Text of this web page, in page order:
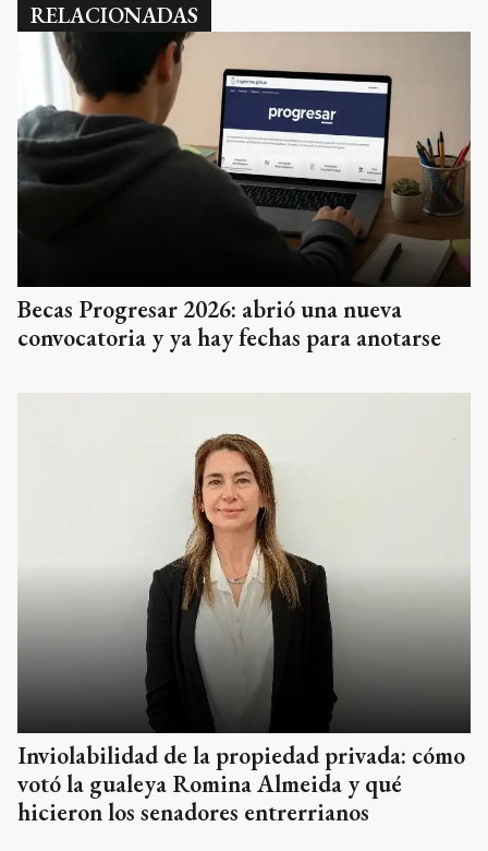
RELACIONADAS
Becas Progresar 2026: abrió una nueva
convocatoria y ya hay fechas para anotarse
Inviolabilidad de la propiedad privada: cómo
votó la gualeya Romina Almeida y qué
hicieron los senadores entrerrianos